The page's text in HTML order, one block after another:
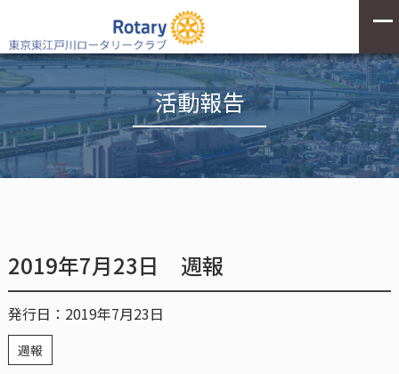
活動報告
2019年7月23日 週報
発行日：2019年7月23日
週報